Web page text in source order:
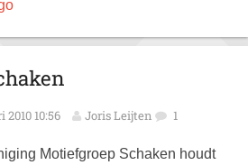
2010 10:56 Joris Leijten 1
Motiefgroep Schaken houdt